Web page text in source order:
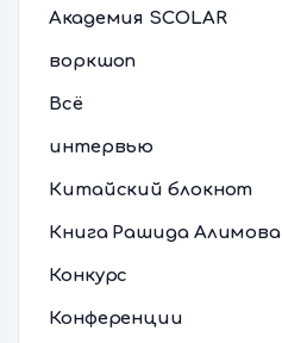
Академия SCOLAR
воркшоп
Всё
интервью
Китайский блокнот
Книга Рашида Алимова
Конкурс
Конференции